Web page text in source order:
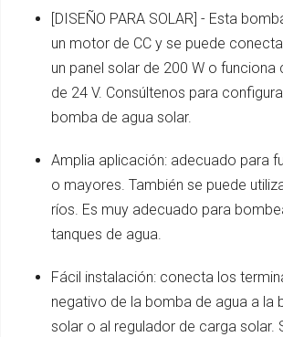
[DISEÑO PARA SOLAR] - Esta
un motor de CC y se puede
un panel solar de 200 W o funciona
de 24 V. Consúltenos para
bomba de agua solar.
Amplia aplicación: adecuado para
o mayores. También se puede
ríos. Es muy adecuado para
tanques de agua.
Fácil instalación: conecta los
negativo de la bomba de agua a la
solar o al regulador de carga solar.